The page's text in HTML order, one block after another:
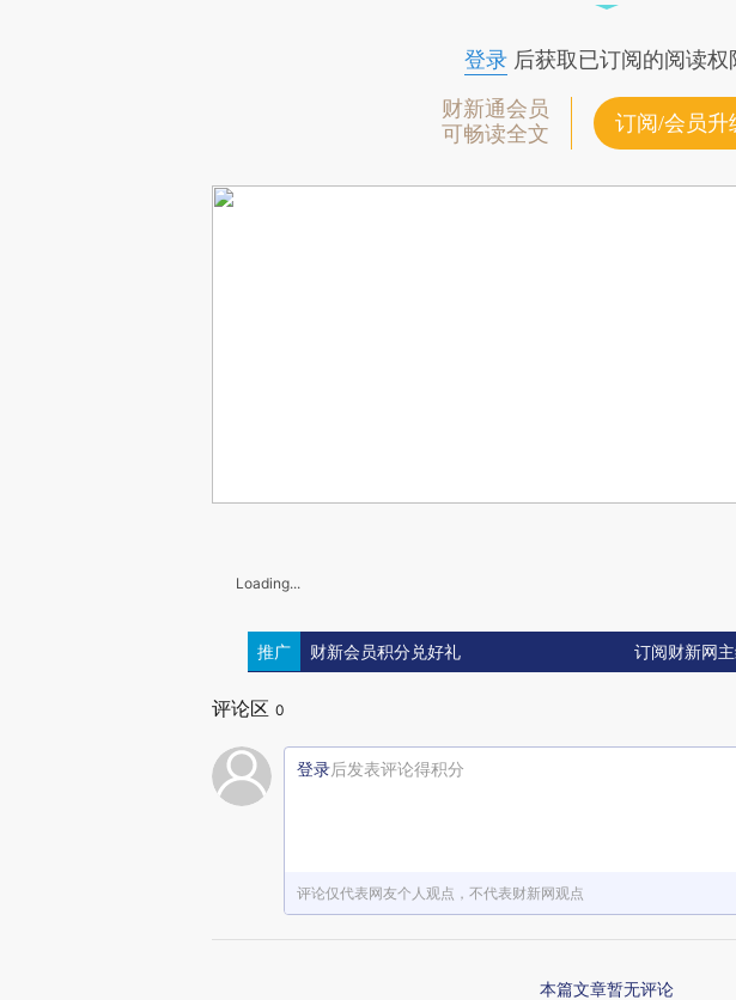
登录后获取已订阅的阅读权
财新通会员
可畅读全文
订阅/会员升
Loading...
推广 财新会员积分兑好礼 订阅财新网
评论区 0
登录后发表评论得积分
评论仅代表网友个人观点，不代表财新网观点
本篇文章暂无评论